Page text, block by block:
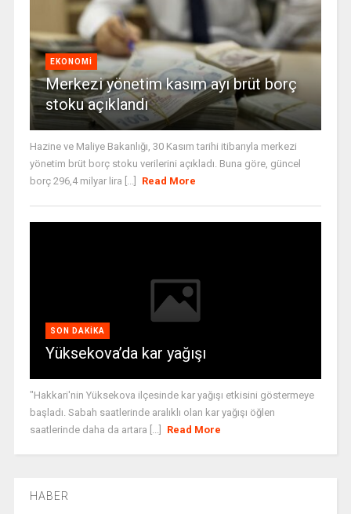
EKONOMI
Merkezi yönetim kasım ayı brüt borç
stoku açıklandı
Hazine ve Maliye Bakanlığı, 30 Kasım tarihi itibarıyla merkezi
yönetim brüt borç stoku verilerini açıkladı. Buna göre, güncel
borç 296,4 milyar lira [...]
Read More
SON DAKIKA
Yüksekova’da kar yağışı
"Hakkari'nin Yüksekova ilçesinde kar yağışı etkisini göstermeye
başladı. Sabah saatlerinde aralıklı olan kar yağışı öğlen
saatlerinde daha da artara [...]
Read More
HABER